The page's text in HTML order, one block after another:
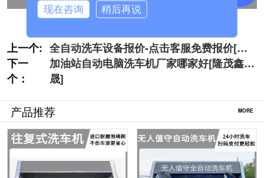
上一个: 全自动洗车设备报价-点击客服免费报价[隆
茂鑫晟]
下一
个：
加油站自动电脑洗车机厂家哪家好[隆茂鑫
晟]
产品推荐 MORE
现在咨询 稍后再说